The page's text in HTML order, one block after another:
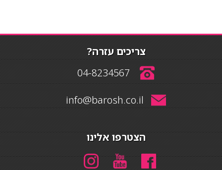
צריכים עזרה?
04-8234567
info@barosh.co.il
הצטרפו אלינו